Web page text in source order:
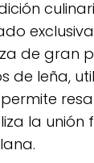
de gran
de leña,
la unión